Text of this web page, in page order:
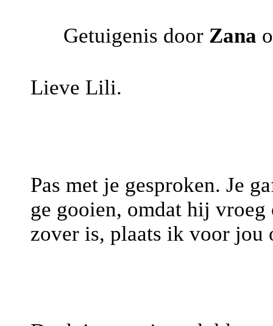
Getuigenis door Zana
Lieve Lili.
Pas met je gesproken. Je
ge gooien, omdat hij
zover is, plaats ik voor jou